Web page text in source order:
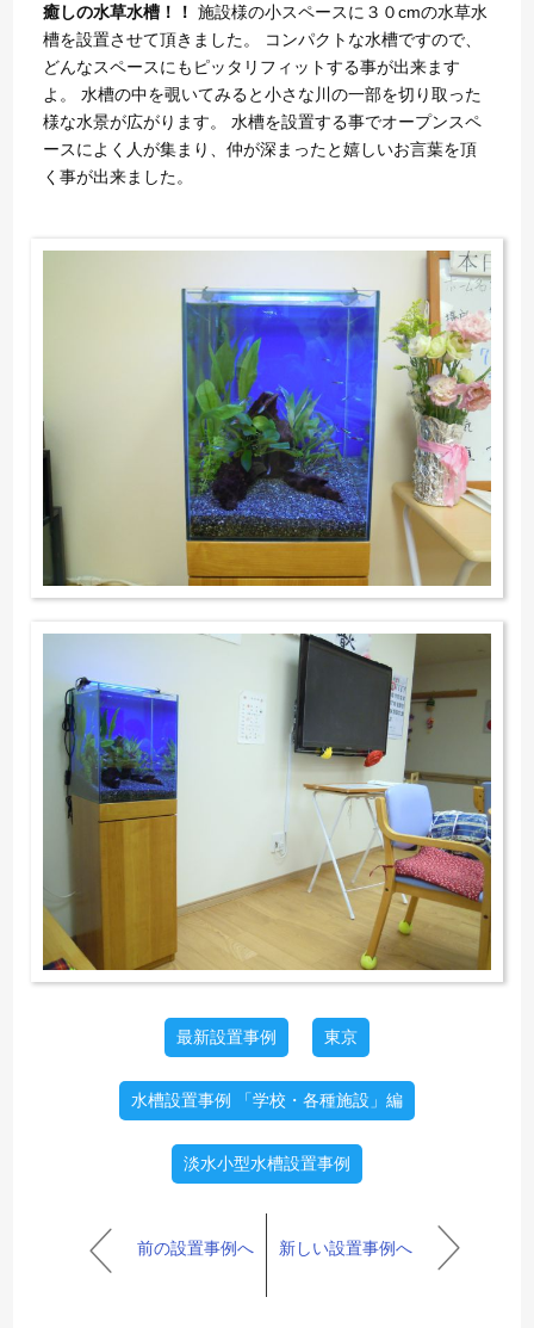
癒しの水草水槽！！ 施設様の小スペースに３０cmの水草水
槽を設置させて頂きました。 コンパクトな水槽ですので、
どんなスペースにもピッタリフィットする事が出来ます
よ。 水槽の中を覗いてみると小さな川の一部を切り取った
様な水景が広がります。 水槽を設置する事でオープンスペ
ースによく人が集まり、仲が深まったと嬉しいお言葉を頂
く事が出来ました。
最新設置事例 東京
水槽設置事例 「学校・各種施設」編
淡水小型水槽設置事例
前の設置事例へ 新しい設置事例へ